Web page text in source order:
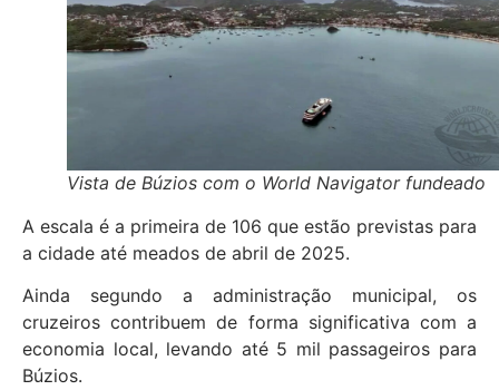
Vista de Búzios com o World Navigator fundeado
A escala é a primeira de 106 que estão previstas para
a cidade até meados de abril de 2025.
Ainda segundo a administração municipal, os
cruzeiros contribuem de forma significativa com a
economia local, levando até 5 mil passageiros para
Búzios.